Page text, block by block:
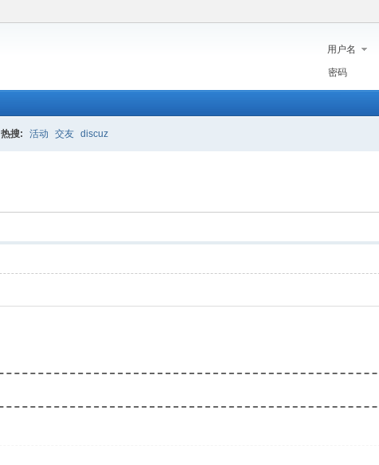
用户名
密码
热搜: 活动 交友 discuz